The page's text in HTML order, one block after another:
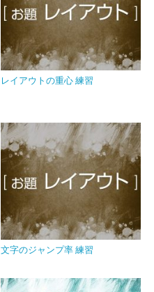
レイアウトの重心 練習
文字のジャンプ率 練習